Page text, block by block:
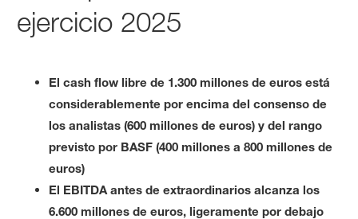
ejercicio 2025
El cash flow libre de 1.300 millones de euros está
considerablemente por encima del consenso de
los analistas (600 millones de euros) y del rango
previsto por BASF (400 millones a 800 millones de
euros)
El EBITDA antes de extraordinarios alcanza los
6.600 millones de euros, ligeramente por debajo